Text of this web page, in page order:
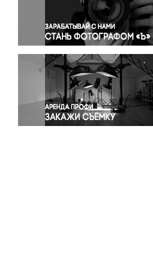
Правосудие
Происшествия и конфликты
Религия
Светская жизнь
Спорт
Экология
Экономика и бизнес